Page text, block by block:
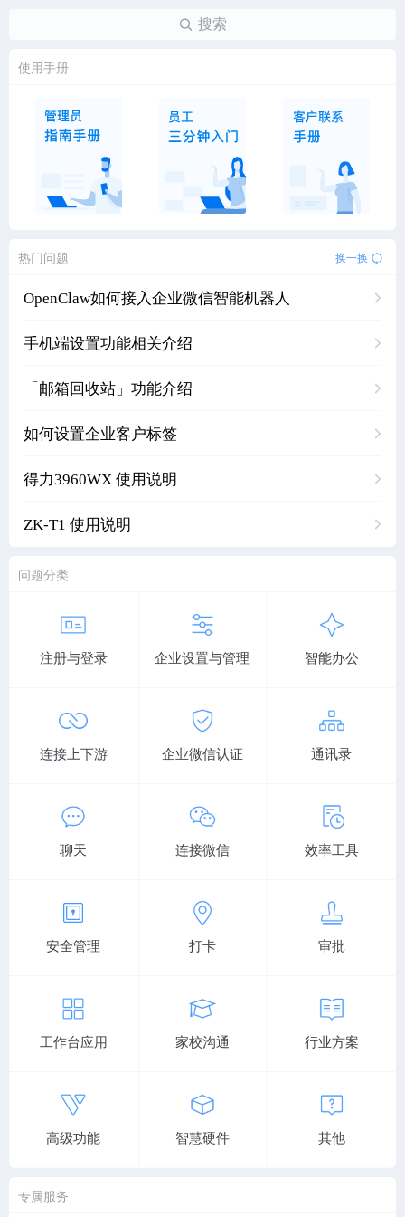
搜索
使用手册
热门问题
OpenClaw如何接入企业微信智能机器人
手机端设置功能相关介绍
「邮箱回收站」功能介绍
如何设置企业客户标签
得力3960WX 使用说明
ZK-T1 使用说明
换一换
问题分类
注册与登录 企业设置与管理 智能办公
连接上下游 企业微信认证 通讯录
聊天 连接微信 效率工具
安全管理 打卡 审批
工作台应用 家校沟通 行业方案
高级功能 智慧硬件 其他
专属服务